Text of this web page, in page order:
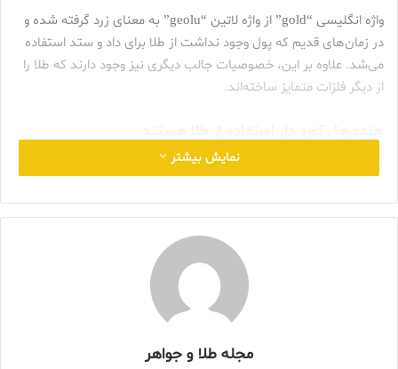
واژه انگلیسی “gold” از واژه لاتین “geolu” به معنای زرد گرفته شده و
در زمان‌های قدیم که پول وجود نداشت از طلا برای داد و ستد استفاده
می‌شد. علاوه بر این، خصوصیات جالب دیگری نیز وجود دارند که طلا را
از دیگر فلزات متمایز ساخته‌اند.
علاقه مردم هند به طلا سال به سال افزايش پيدا مي‌کند به همين دليل
هند بيشترين مصرف فلز طلا را در دنيا به خود اختصاص داده است.
مردم اين کشور از طلا هم براي سرمايه‌گذاري و هم به خاطر ارزش‌هاي
طلا شما را خنک نگه مي
از طلا در ساخت کلاه فضانوردان و مخصوصاً شيشه آن استفاده مي‌شود
زيرا طلا اشعه فرا بنفش را منعکس کرده و هم زمان اجازه مي‌دهد که نور
خورشيد به داخل کلاه بتابد. بدين ترتيب فضاي داخل کلاه روشن اما
نمایش بیشتر
مجله طلا و جواهر